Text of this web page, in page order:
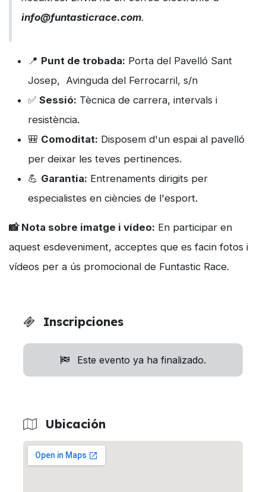
info@funtasticrace.com.
📍 Punt de trobada: Porta del Pavelló Sant
Josep, Avinguda del Ferrocarril, s/n
✅ Sessió: Tècnica de carrera, intervals i
resistència.
🎒 Comoditat: Disposem d'un espai al pavelló
per deixar les teves pertinences.
💪 Garantia: Entrenaments dirigits per
especialistes en ciències de l'esport.
📸 Nota sobre imatge i vídeo: En participar en
aquest esdeveniment, acceptes que es facin fotos i
vídeos per a ús promocional de Funtastic Race.
Inscripciones
Este evento ya ha finalizado.
Ubicación